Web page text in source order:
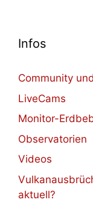
Infos
Community
LiveCams
Monitor-
Observatorien
Videos
aktuell?